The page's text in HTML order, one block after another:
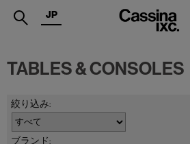
.
SERVICES
PROJECTS
JP
TABLES & CONSOLES